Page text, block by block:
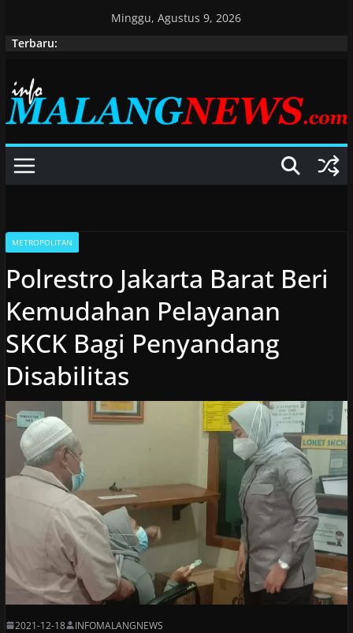
Minggu, Agustus 9, 2026
Terbaru:
METROPOLITAN
Polrestro Jakarta Barat Beri
Kemudahan Pelayanan
SKCK Bagi Penyandang
Disabilitas
2021-12-18 INFOMALANGNEWS